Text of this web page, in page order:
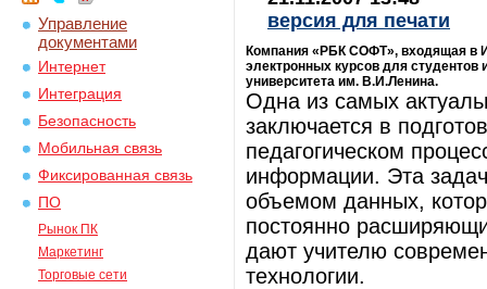
Управление
документами
Интернет
Интеграция
Безопасность
Мобильная связь
Фиксированная связь
ПО
Рынок ПК
Маркетинг
Торговые сети
версия для печати
Компания «РБК СОФТ», входящая в
электронных курсов для студентов
университета им. В.И.Ленина.
Одна из самых
заключается в
педагогическом
информации. Эта
объемом данных,
постоянно
дают учителю
технологии.